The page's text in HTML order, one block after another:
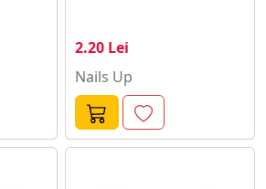
2.20 Lei
Nails Up